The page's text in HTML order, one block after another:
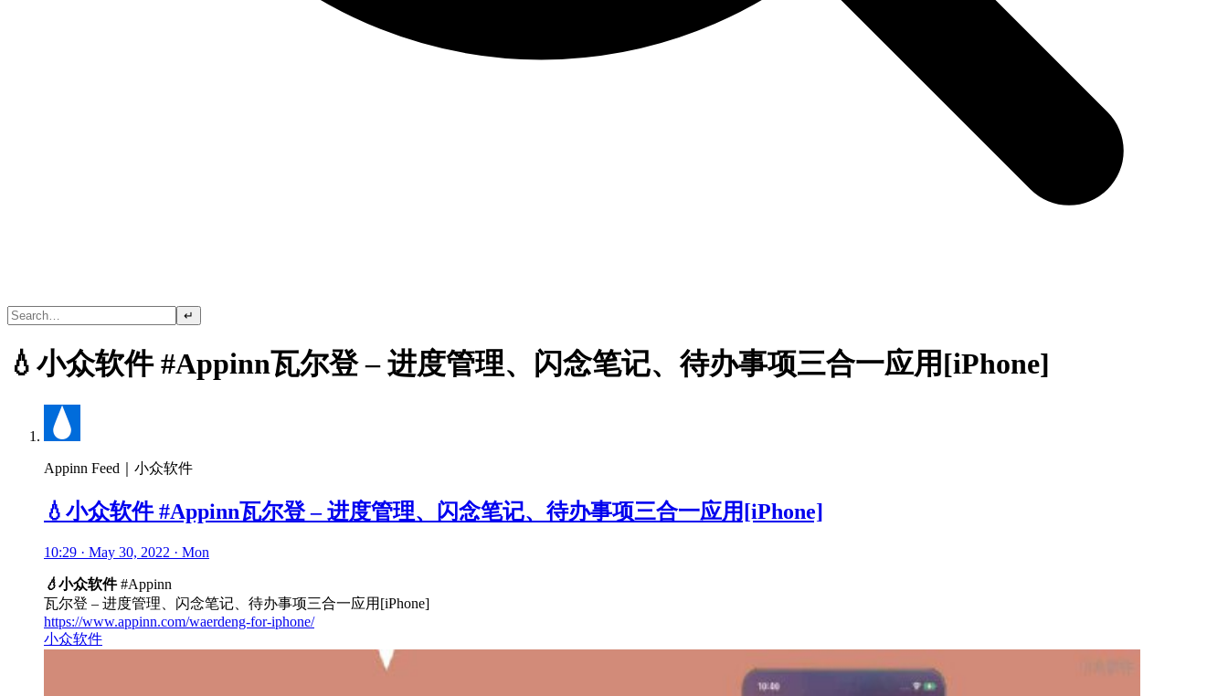
↵
💧小众软件 #Appinn瓦尔登 – 进度管理、闪念笔记、待办事项三合一应用[iPhone]
Appinn Feed｜小众软件
💧小众软件 #Appinn瓦尔登 – 进度管理、闪念笔记、待办事项三合一应用[iPhone]
10:29 · May 30, 2022 · Mon
💧小众软件#Appinn
瓦尔登 – 进度管理、闪念笔记、待办事项三合一应用[iPhone]
https://www.appinn.com/waerdeng-for-iphone/
小众软件